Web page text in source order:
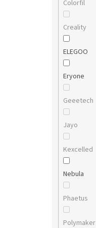
Colorfil
Creality
ELEGOO
Eryone
Geeetech
Jayo
Kexcelled
Nebula
Phaetus
Polymaker